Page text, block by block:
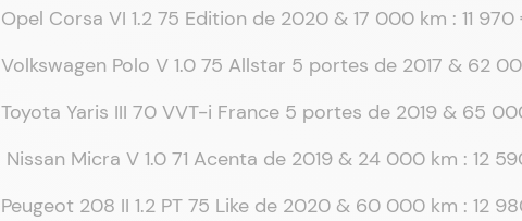
Opel Corsa VI 1.2 75 Edition de 2020 & 17 000 km : 11
Volkswagen Polo V 1.0 75 Allstar 5 portes de 2017 & 62
Toyota Yaris III 70 VVT-i France 5 portes de 2019 & 65
Nissan Micra V 1.0 71 Acenta de 2019 & 24 000 km : 12
Peugeot 208 II 1.2 PT 75 Like de 2020 & 60 000 km : 12